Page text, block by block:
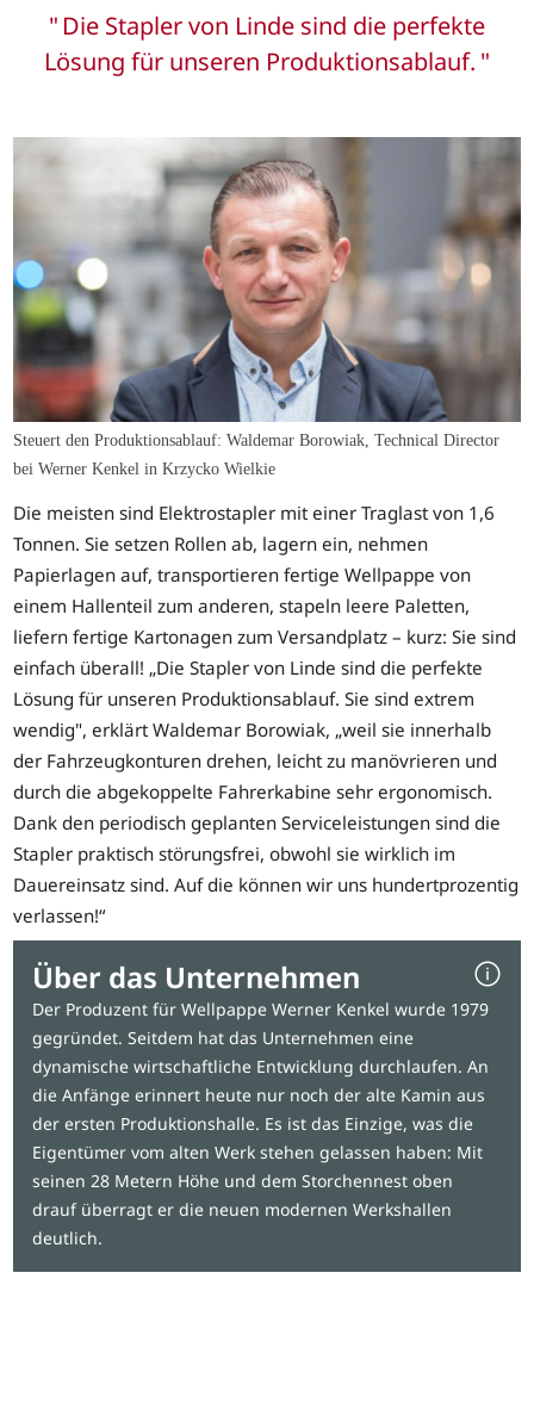
Die Stapler von Linde sind die perfekte
Lösung für unseren Produktionsablauf.
Steuert den Produktionsablauf: Waldemar Borowiak, Technical Director
bei Werner Kenkel in Krzycko Wielkie
Die meisten sind Elektrostapler mit einer Traglast von 1,6
Tonnen. Sie setzen Rollen ab, lagern ein, nehmen
Papierlagen auf, transportieren fertige Wellpappe von
einem Hallenteil zum anderen, stapeln leere Paletten,
liefern fertige Kartonagen zum Versandplatz – kurz: Sie sind
einfach überall! „Die Stapler von Linde sind die perfekte
Lösung für unseren Produktionsablauf. Sie sind extrem
wendig", erklärt Waldemar Borowiak, „weil sie innerhalb
der Fahrzeugkonturen drehen, leicht zu manövrieren und
durch die abgekoppelte Fahrerkabine sehr ergonomisch.
Dank den periodisch geplanten Serviceleistungen sind die
Stapler praktisch störungsfrei, obwohl sie wirklich im
Dauereinsatz sind. Auf die können wir uns hundertprozentig
verlassen!“
Über das Unternehmen
Der Produzent für Wellpappe Werner Kenkel wurde 1979
gegründet. Seitdem hat das Unternehmen eine
dynamische wirtschaftliche Entwicklung durchlaufen. An
die Anfänge erinnert heute nur noch der alte Kamin aus
der ersten Produktionshalle. Es ist das Einzige, was die
Eigentümer vom alten Werk stehen gelassen haben: Mit
seinen 28 Metern Höhe und dem Storchennest oben
drauf überragt er die neuen modernen Werkshallen
deutlich.